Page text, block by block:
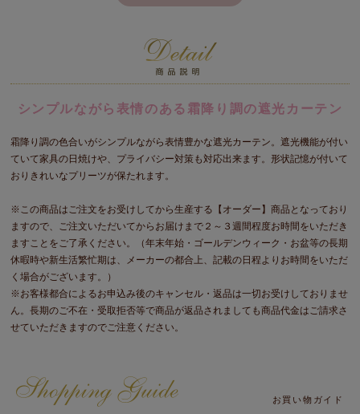
シンプルながら表情のある霜降り調の遮光カーテン
霜降り調の色合いがシンプルながら表情豊かな遮光カーテン。遮光機能が付い
ていて家具の日焼けや、プライバシー対策も対応出来ます。形状記憶が付いて
おりきれいなプリーツが保たれます。
※この商品はご注文をお受けしてから生産する【オーダー】商品となっており
ますので、ご注文いただいてからお届けまで２～３週間程度お時間をいただき
ますことをご了承ください。（年末年始・ゴールデンウィーク・お盆等の長期
休暇時や新生活繁忙期は、メーカーの都合上、記載の日程よりお時間をいただ
く場合がございます。）
※お客様都合によるお申込み後のキャンセル・返品は一切お受けしておりませ
ん。長期のご不在・受取拒否等で商品が返品されましても商品代金はご請求さ
せていただきますのでご注意ください。
お買い物ガイド